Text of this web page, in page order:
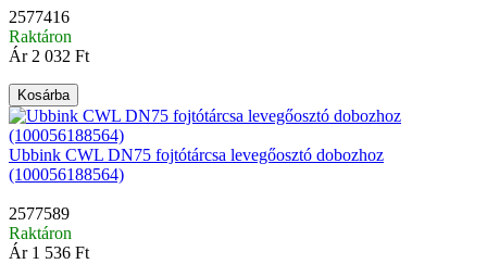
2577416
Raktáron
Ár 2 032 Ft
Kosárba
Ubbink CWL DN75 fojtótárcsa levegőosztó dobozhoz
(100056188564)
2577589
Raktáron
Ár 1 536 Ft